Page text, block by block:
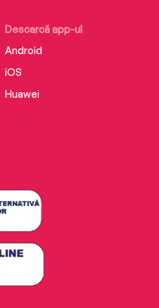
Descarcă app-ul
Android
iOS
Huawei